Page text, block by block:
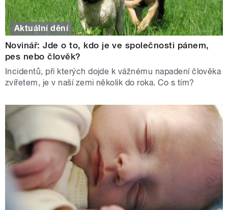
Aktuální dění
Novinář: Jde o to, kdo je ve společnosti pánem,
pes nebo člověk?
Incidentů, při kterých dojde k vážnému napadení člověka
zvířetem, je v naší zemi několik do roka. Co s tím?